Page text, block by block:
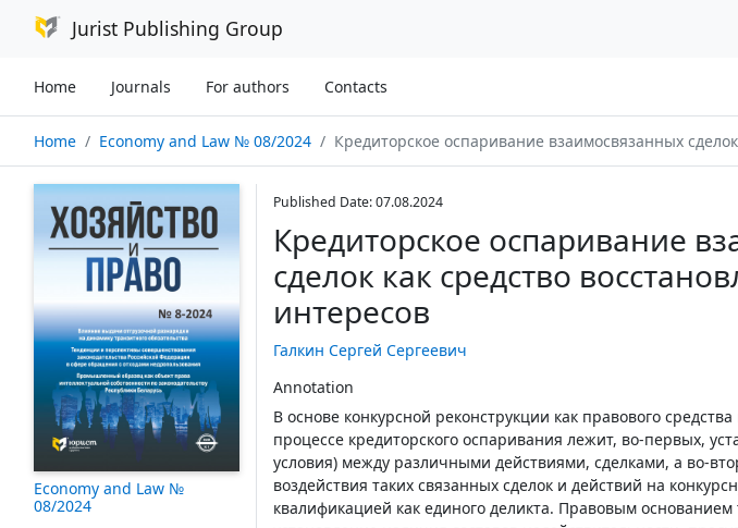
Jurist Publishing Group
Home Journals For authors Contacts
Home Economy and Law № 08/2024 Кредиторское оспаривание взаимосвязанных сделок как средство восстановления баланса
Economy and Law №
08/2024
Published Date: 07.08.2024
Кредиторское оспаривание
сделок как средство
интересов
Галкин Сергей Сергеевич
Annotation
В основе конкурсной реконструкции как правового
процессе кредиторского оспаривания лежит, во-первых,
условия) между различными действиями, сделками, а во-
воздействия таких связанных сделок и действий на
квалификацией как единого деликта. Правовым